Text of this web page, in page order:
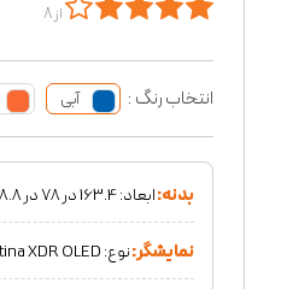
از 8
انتخاب رنگ : آبی
بدنه:ابعاد: 163.4 در 78 در 8.8 میلی‌متر
نمایشگر:نوع: LTPO Super Retina XDR OLED